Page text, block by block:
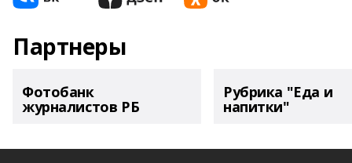
Партнеры
Фотобанк
журналистов РБ
Рубрика "Еда и
напитки"